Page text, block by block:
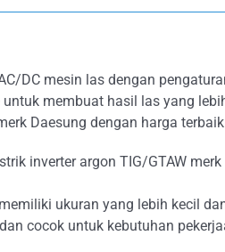
DC mesin las dengan
membuat hasil las yang
Daesung dengan harga
inverter argon TIG/GTAW
ukuran yang lebih kecil
cocok untuk kebutuhan